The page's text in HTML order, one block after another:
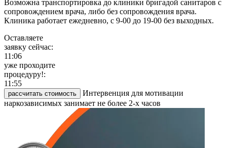
Возможна транспортировка до клиники бригадой санитаров с
сопровождением врача, либо без сопровождения врача.
Клиника работает ежедневно, с 9-00 до 19-00 без выходных.
Оставляете
заявку сейчас:
11:06
уже проходите
процедуру!:
11:55
рассчитать стоимость
Интервенция для мотивации
наркозависимых занимает не более 2-х часов